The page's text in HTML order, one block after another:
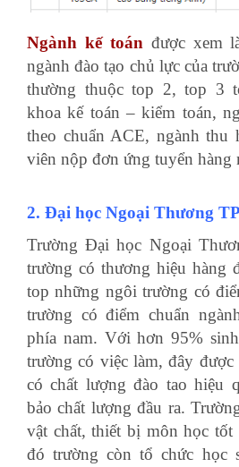
Ngành kế toánđược xem
ngành đào tạo chủ lực của
thường thuộc top 2, top 3
khoa kế toán – kiểm toán,
theo chuẩn ACE, ngành thu
viên nộp đơn ứng tuyển hàng
2. Đại học Ngoại Thương
Trường Đại học Ngoại
trường có thương hiệu hàng
top những ngôi trường có
trường có điểm chuẩn
phía nam. Với hơn 95%
trường có việc làm, đây
có chất lượng đào tao hiệu
bảo chất lượng đầu ra.
vật chất, thiết bị môn học tốt
đó trường còn tổ chức học